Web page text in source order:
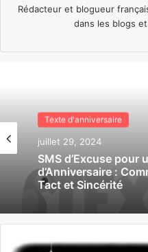
Rédacteur et blogueur
dans les blogs
Texte d'anniversaire
juillet 29, 2024
SMS d’Excuse pour
d’Anniversaire :
Tact et Sincérité